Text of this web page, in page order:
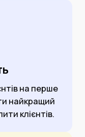
на перше
найкращий
клієнтів.